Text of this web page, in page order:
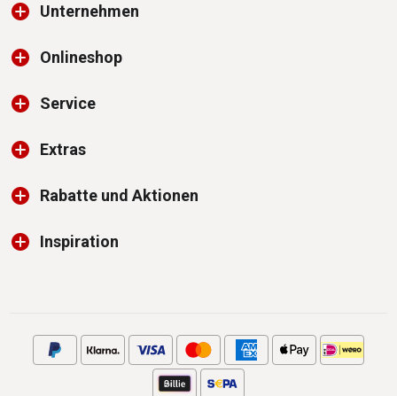
Unternehmen
Onlineshop
Service
Extras
Rabatte und Aktionen
Inspiration